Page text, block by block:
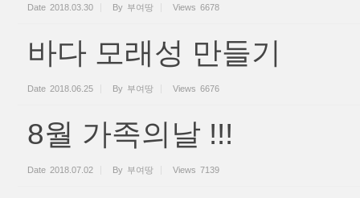
Date 2018.03.30 By 부여땅 Views 6678
바다 모래성 만들기
Date 2018.06.25 By 부여땅 Views 6676
8월 가족의날 !!!
Date 2018.07.02 By 부여땅 Views 7139